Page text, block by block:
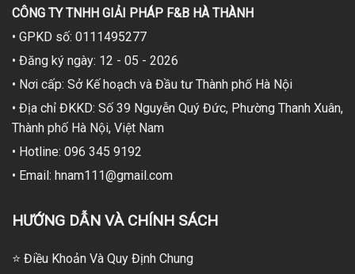
CÔNG TY TNHH GIẢI PHÁP F&B HÀ THÀNH
• GPKD số: 0111495277
• Đăng ký ngày: 12 - 05 - 2026
• Nơi cấp: Sở Kế hoạch và Đầu tư Thành phố Hà Nội
• Địa chỉ ĐKKD: Số 39 Nguyễn Quý Đức, Phường Thanh Xuân,
Thành phố Hà Nội, Việt Nam
• Hotline: 096 345 9192
• Email: hnam111@gmail.com
HƯỚNG DẪN VÀ CHÍNH SÁCH
⭐ Điều Khoản Và Quy Định Chung